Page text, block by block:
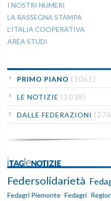
I NOSTRI NUMERI
LA RASSEGNA STAMPA
L'ITALIA COOPERATIVA
AREA STUDI
PRIMO PIANO (1061)
LE NOTIZIE (1038)
DALLE FEDERAZIONI
iTAGleNOTIZIE
Federsolidarietà
Fedagri Piemonte Fedagri